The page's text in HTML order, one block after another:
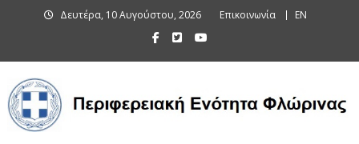
Δευτέρα, 10 Αυγούστου, 2026 Επικοινωνία EN